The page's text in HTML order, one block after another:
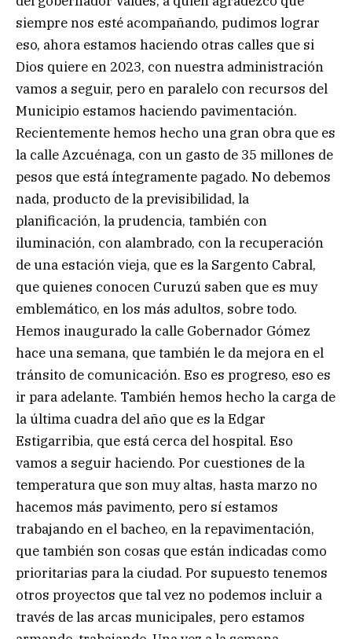
siempre nos esté acompañando, pudimos lograr
eso, ahora estamos haciendo otras calles que si
Dios quiere en 2023, con nuestra administración
vamos a seguir, pero en paralelo con recursos del
Municipio estamos haciendo pavimentación.
Recientemente hemos hecho una gran obra que es
la calle Azcuénaga, con un gasto de 35 millones de
pesos que está íntegramente pagado. No debemos
nada, producto de la previsibilidad, la
planificación, la prudencia, también con
iluminación, con alambrado, con la recuperación
de una estación vieja, que es la Sargento Cabral,
que quienes conocen Curuzú saben que es muy
emblemático, en los más adultos, sobre todo.
Hemos inaugurado la calle Gobernador Gómez
hace una semana, que también le da mejora en el
tránsito de comunicación. Eso es progreso, eso es
ir para adelante. También hemos hecho la carga de
la última cuadra del año que es la Edgar
Estigarribia, que está cerca del hospital. Eso
vamos a seguir haciendo. Por cuestiones de la
temperatura que son muy altas, hasta marzo no
hacemos más pavimento, pero sí estamos
trabajando en el bacheo, en la repavimentación,
que también son cosas que están indicadas como
prioritarias para la ciudad. Por supuesto tenemos
otros proyectos que tal vez no podemos incluir a
través de las arcas municipales, pero estamos